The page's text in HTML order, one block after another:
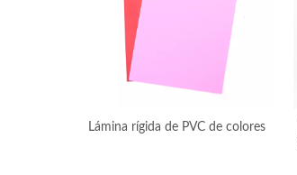
Lámina rígida de PVC de colores